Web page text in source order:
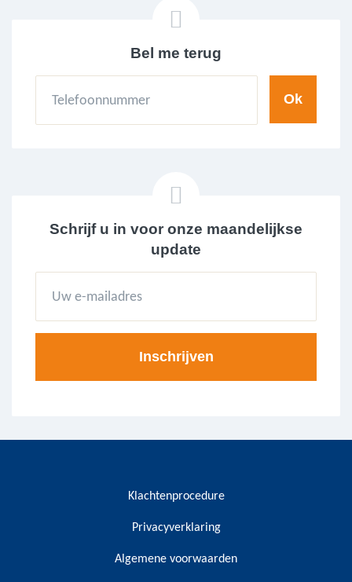
Bel me terug
Schrijf u in voor onze maandelijkse
update
Klachtenprocedure
Privacyverklaring
Algemene voorwaarden